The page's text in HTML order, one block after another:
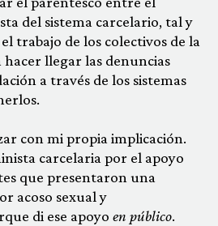
del sistema carcelario, tal y
trabajo de los colectivos de la
llegar las denuncias
a través de los sistemas
con mi propia implicación.
carcelaria por el apoyo
que presentaron una
acoso sexual y
di ese apoyo en público.